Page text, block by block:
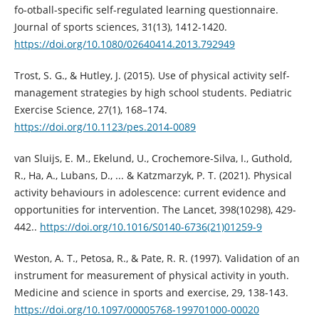
fo-otball-specific self-regulated learning questionnaire.
Journal of sports sciences, 31(13), 1412-1420.
https://doi.org/10.1080/02640414.2013.792949
Trost, S. G., & Hutley, J. (2015). Use of physical activity self-
management strategies by high school students. Pediatric
Exercise Science, 27(1), 168–174.
https://doi.org/10.1123/pes.2014-0089
van Sluijs, E. M., Ekelund, U., Crochemore-Silva, I., Guthold,
R., Ha, A., Lubans, D., ... & Katzmarzyk, P. T. (2021). Physical
activity behaviours in adolescence: current evidence and
opportunities for intervention. The Lancet, 398(10298), 429-
442.. https://doi.org/10.1016/S0140-6736(21)01259-9
Weston, A. T., Petosa, R., & Pate, R. R. (1997). Validation of an
instrument for measurement of physical activity in youth.
Medicine and science in sports and exercise, 29, 138-143.
https://doi.org/10.1097/00005768-199701000-00020